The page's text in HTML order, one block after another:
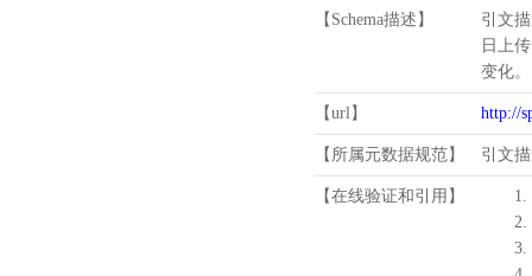
【Schema描述】
引文
日上
变化。
【url】 http://
【所属元数据规范】 引文
【在线验证和引用】
1.
2.
3.